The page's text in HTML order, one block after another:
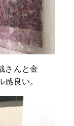
さんと金
良い。